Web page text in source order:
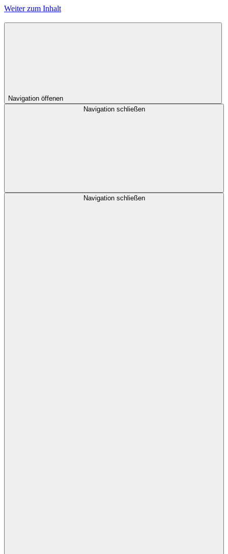
Weiter zum Inhalt
Navigation öffenen
Navigation schließen
Navigation schließen